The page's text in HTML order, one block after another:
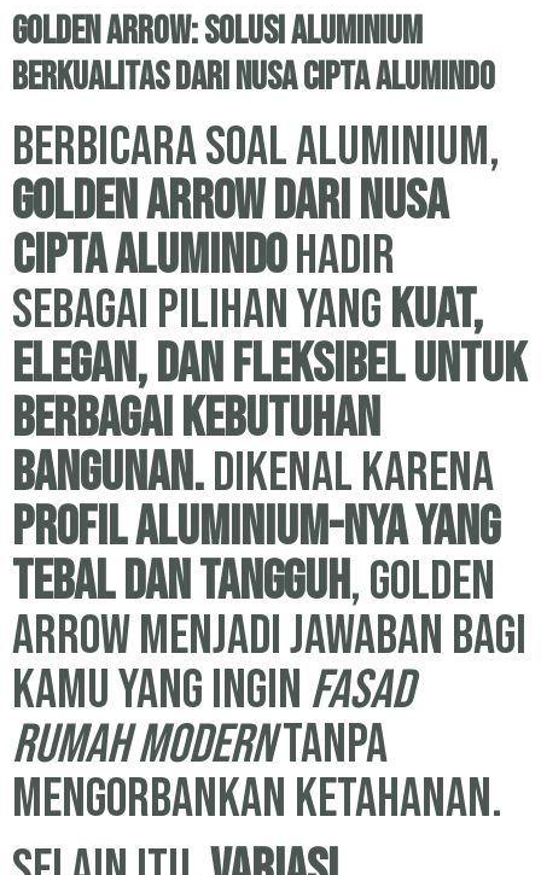
Golden Arrow: Solusi Aluminium
Berkualitas dari Nusa Cipta Alumindo
Berbicara soal aluminium,
Golden Arrow dari Nusa
Cipta Alumindohadir
sebagai pilihan yangkuat,
elegan, dan fleksibel untuk
berbagai kebutuhan
bangunan.Dikenal karena
profil aluminium-nya yang
tebal dan tangguh, Golden
Arrow menjadi jawaban bagi
kamu yang ingin fasad
rumah moderntanpa
mengorbankan ketahanan.